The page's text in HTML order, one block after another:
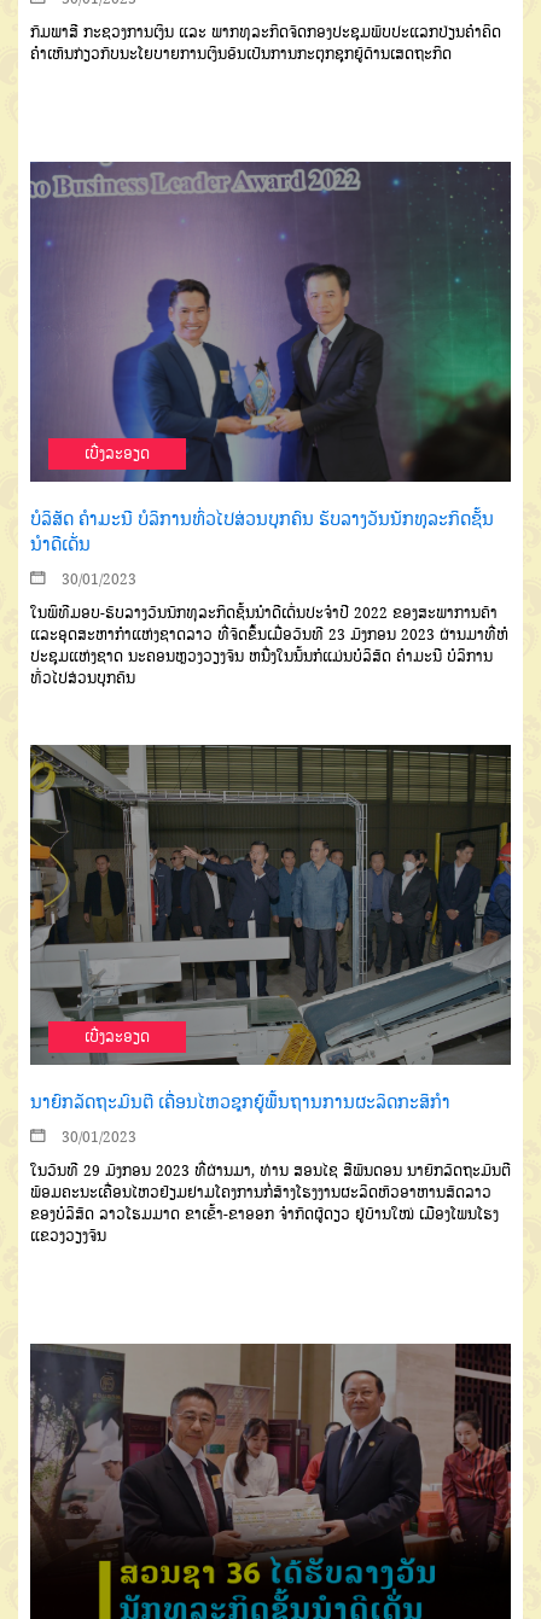
ກົມພາສີ ກະຊວງການເງິນ ແລະ ພາກທຸລະກິດຈັດກອງປະຊຸມພົບປະແລກປ່ຽນຄຳຄິດ
ຄໍາເຫັນກ່ຽວກັບນະໂຍບາຍການເງິນອັນເປັນການກະຕຸກຊຸກຍູ້ດ້ານເສດຖະກິດ
ເບີ່ງລະອຽດ
ບໍລິສັດ ຄຳມະນີ ບໍລິການທົ່ວໄປສ່ວນບຸກຄົນ ຮັບລາງວັນນັກທຸລະກິດຊັ້ນ
ນຳດີເດັ່ນ
30/01/2023
ໃນພິທີມອບ-ຮັບລາງວັນນັກທຸລະກິດຊັ້ນນຳດີເດັ່ນປະຈຳປີ 2022 ຂອງສະພາການຄ້າ
ແລະອຸດສະຫາກຳແຫ່ງຊາດລາວ ທີ່ຈັດຂຶ້ນເມື່ອວັນທີ 23 ມັງກອນ 2023 ຜ່ານມາທີ່ຫໍ
ປະຊຸມແຫ່ງຊາດ ນະຄອນຫຼວງວຽງຈັນ ຫນື່ງໃນນັ້ນກໍແມ່ນບໍລິສັດ ຄຳມະນີ ບໍລິການ
ທົ່ວໄປສ່ວນບຸກຄົນ
ເບີ່ງລະອຽດ
ນາຍົກລັດຖະມົນຕີ ເຄື່ອນໄຫວຊຸກຍູ້ພື້ນຖານການຜະລິດກະສິກຳ
30/01/2023
ໃນວັນທີ 29 ມັງກອນ 2023 ທີ່ຜ່ານມາ, ທ່ານ ສອນໄຊ ສີພັນດອນ ນາຍົກລັດຖະມົນຕີ
ພ້ອມຄະນະເຄື່ອນໄຫວຢ້ຽມຢາມໂຄງການກໍ່ສ້າງໂຮງງານຜະລິດຫົວອາຫານສັດລາວ
ຂອງບໍລິສັດ ລາວໂຮມມາດ ຂາເຂົ້າ-ຂາອອກ ຈຳກັດຜູ້ດຽວ ຢູ່ບ້ານໃໝ່ ເມືອງໂພນໂຮງ
ແຂວງວຽງຈັນ